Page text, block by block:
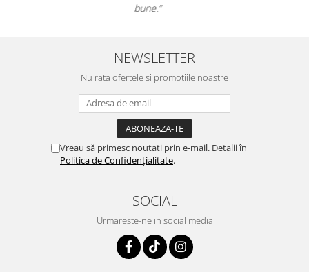
pentru orice stăpân de animale.
NEWSLETTER
Nu rata ofertele si promotiile noastre
Vreau să primesc noutati prin e-mail. Detalii în
Politica de Confidențialitate.
SOCIAL
Urmareste-ne in social media